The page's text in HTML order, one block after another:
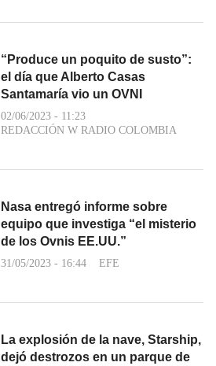
“Produce un poquito de susto”:
el día que Alberto Casas
Santamaría vio un OVNI
02/06/2023 - 11:23
REDACCIÓN W RADIO COLOMBIA
Nasa entregó informe sobre
equipo que investiga “el misterio
de los Ovnis EE.UU.”
31/05/2023 - 16:44 EFE
La explosión de la nave, Starship,
dejó destrozos en un parque de